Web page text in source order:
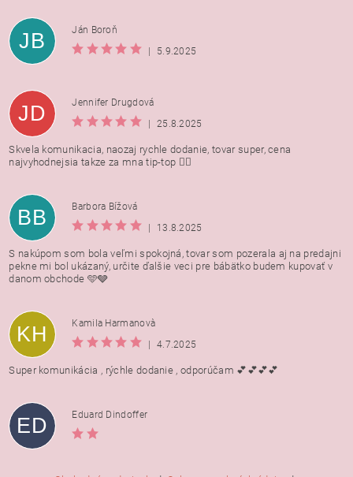
JB
Ján Boroň
|
5.9.2025
JD
Jennifer Drugdová
|
25.8.2025
Skvela komunikacia, naozaj rychle dodanie, tovar super, cena
najvyhodnejsia takze za mna tip-top 👍🏻
BB
Barbora Bížová
|
13.8.2025
S nakúpom som bola veľmi spokojná, tovar som pozerala aj na predajni
pekne mi bol ukázaný, určite ďalšie veci pre bábätko budem kupovať v
danom obchode 🩵🩶
KH
Kamila Harmanovà
|
4.7.2025
Super komunikácia , rýchle dodanie , odporúčam 💕💕💕💕
ED Eduard Dindoffer